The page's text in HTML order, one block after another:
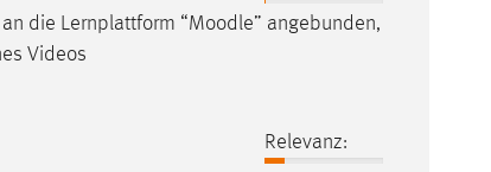
die Lernplattform “Moodle” angebunden,
Videos
Relevanz: